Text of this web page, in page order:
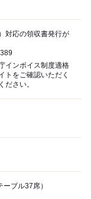
対応の領収書発行が
インボイス制度適格
トをご確認いただく
ださい。
ブル37席）